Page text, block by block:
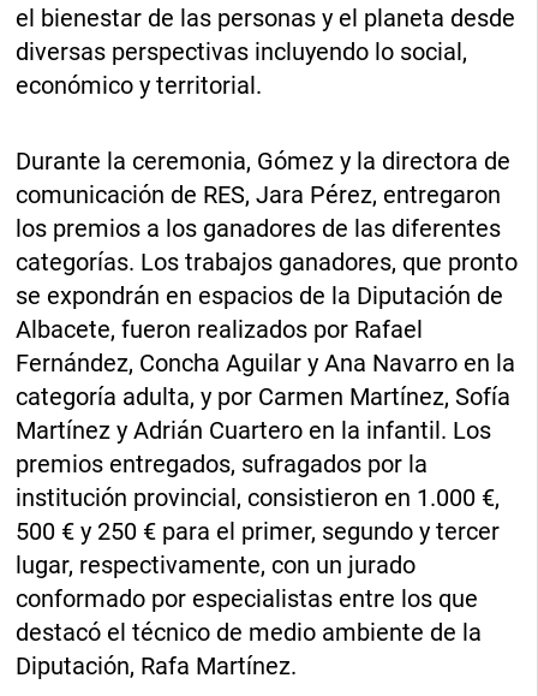
el bienestar de las personas y el planeta desde
diversas perspectivas incluyendo lo social,
económico y territorial.
Durante la ceremonia, Gómez y la directora de
comunicación de RES, Jara Pérez, entregaron
los premios a los ganadores de las diferentes
categorías. Los trabajos ganadores, que pronto
se expondrán en espacios de la Diputación de
Albacete, fueron realizados por Rafael
Fernández, Concha Aguilar y Ana Navarro en la
categoría adulta, y por Carmen Martínez, Sofía
Martínez y Adrián Cuartero en la infantil. Los
premios entregados, sufragados por la
institución provincial, consistieron en 1.000 €,
500 € y 250 € para el primer, segundo y tercer
lugar, respectivamente, con un jurado
conformado por especialistas entre los que
destacó el técnico de medio ambiente de la
Diputación, Rafa Martínez.